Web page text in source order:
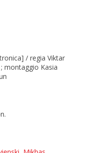
/ regia Viktar
montaggio Kasia